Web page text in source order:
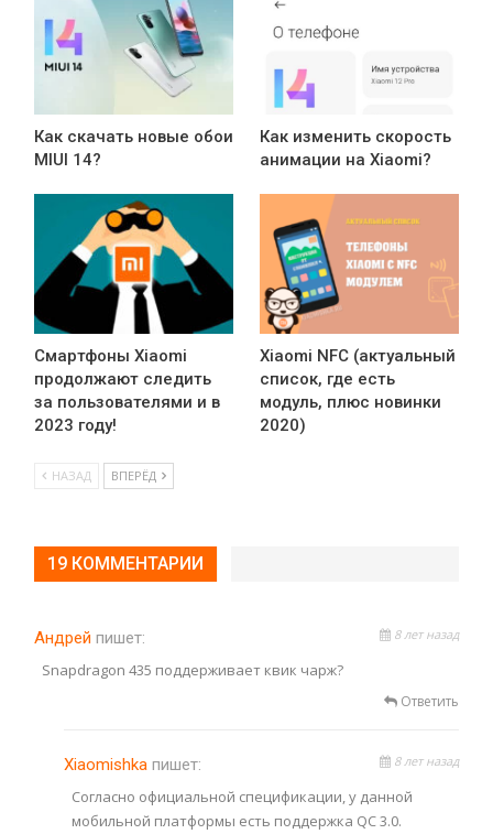
Как скачать новые обои
MIUI 14?
Как изменить скорость
анимации на Xiaomi?
Смартфоны Xiaomi
продолжают следить
за пользователями и в
2023 году!
Xiaomi NFC (актуальный
список, где есть
модуль, плюс новинки
2020)
НАЗАД ВПЕРЁД
19 КОММЕНТАРИИ
Андрей пишет: 8 лет назад
Snapdragon 435 поддерживает квик чарж?
Ответить
Xiaomishkaпишет: 8 лет назад
Согласно официальной спецификации, у данной
мобильной платформы есть поддержка QC 3.0.